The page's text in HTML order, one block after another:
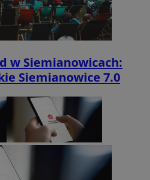
w Siemianowicach:
Siemianowice 7.0